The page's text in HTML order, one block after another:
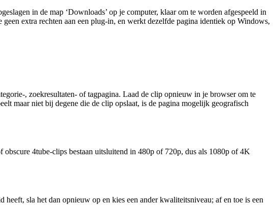
in de map ‘Downloads’ op je computer, klaar om te worden afgespeeld in
extra rechten aan een plug-in, en werkt dezelfde pagina identiek op Windows,
, zoekresultaten- of tagpagina. Laad de clip opnieuw in je browser om te
maar niet bij degene die de clip opslaat, is de pagina mogelijk geografisch
4tube-clips bestaan uitsluitend in 480p of 720p, dus als 1080p of 4K
sla het dan opnieuw op en kies een ander kwaliteitsniveau; af en toe is een